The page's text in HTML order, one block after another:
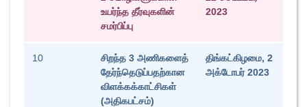
உயர்ந்த தீர்வுகளின்
சமர்பிப்பு
2023
10
சிறந்த 3 அணிகளைத்
தேர்ந்தெடுப்பதற்கான
விளக்கக்காட்சிகள்
(அதிகபட்சம்)
திங்கட்கிழமை, 2
அக்டோபர் 2023